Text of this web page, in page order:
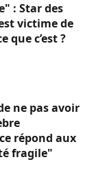
: Star des
victime de
que c’est ?
ne pas avoir
répond aux
fragile"